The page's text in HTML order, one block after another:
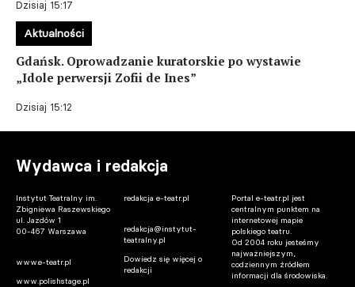
Dzisiaj 15:17
Gdańsk. Oprowadzanie kuratorskie po wystawie
„Idole perwersji Zofii de Ines”
Dzisiaj 15:12
Aktualności
Wydawca i redakcja
Instytut Teatralny im.
Zbigniewa Raszewskiego
ul. Jazdów 1
00-467 Warszawa
www.e-teatr.pl
www.polishstage.pl
redakcja e-teatr.pl
redakcja@instytut-
teatralny.pl
Dowiedz się więcej o
redakcji
Portal e-teatr.pl jest
centralnym punktem na
internetowej mapie
polskiego teatru.
Od 2004 roku jesteśmy
najważniejszym,
codziennym źródłem
informacji dla środowiska.